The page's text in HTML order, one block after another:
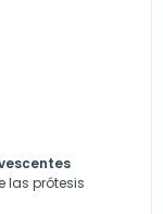
las prótesis